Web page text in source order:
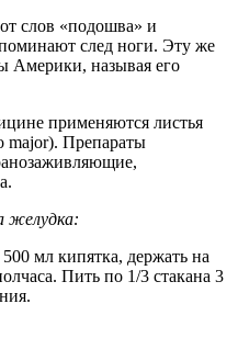
слов «подошва» и
след ноги. Эту же
Америки, называя его
применяются листья
major). Препараты
желудка:
мл кипятка, держать на
Пить по 1/3 стакана 3